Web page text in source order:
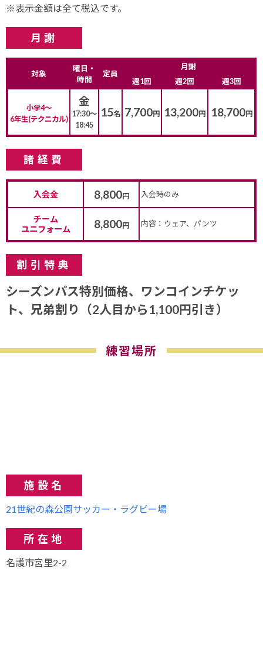
※表示金額は全て税込です。
月謝
対象
曜日・
時間
定員
月謝
週1回
週2回 週3回
小学4～
6年生(テクニカル)
金
17:30～
18:45
15名 7,700円 13,200円 18,700円
諸経費
入会金 8,800円 入会時のみ
チーム
ユニフォーム
8,800円 内容：ウェア、パンツ
割引特典
シーズンパス特別価格、ワンコインチケッ
ト、兄弟割り（2人目から1,100円引き）
練習場所
施設名
21世紀の森公園サッカー・ラグビー場
所在地
名護市宮里2-2